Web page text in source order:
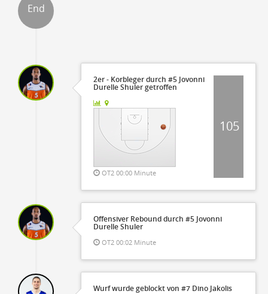
End
2er - Korbleger durch #5 Jovonni
Durelle Shuler getroffen
OT2 00:00 Minute
105
Offensiver Rebound durch #5 Jovonni
Durelle Shuler
OT2 00:02 Minute
Wurf wurde geblockt von #7 Dino Jakolis